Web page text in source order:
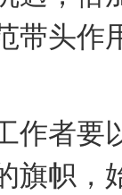
带头作
者要
旗帜，